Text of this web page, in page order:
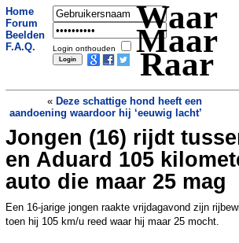
Home
Forum
Beelden
F.A.Q.
Login onthouden
Waar
Maar
Raar
« Deze schattige hond heeft een
aandoening waardoor hij ‘eeuwig lacht’
Dit Britse dorp
kinderen er
Jongen (16) rijdt
en Aduard 105
auto die maar 25 mag
Een 16-jarige jongen raakte vrijdagavond zijn
toen hij 105 km/u reed waar hij maar 25 mocht.